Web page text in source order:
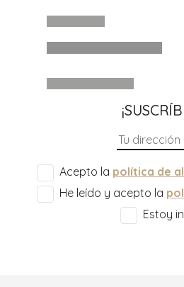
Acepto la política de
He leído y acepto la
Estoy